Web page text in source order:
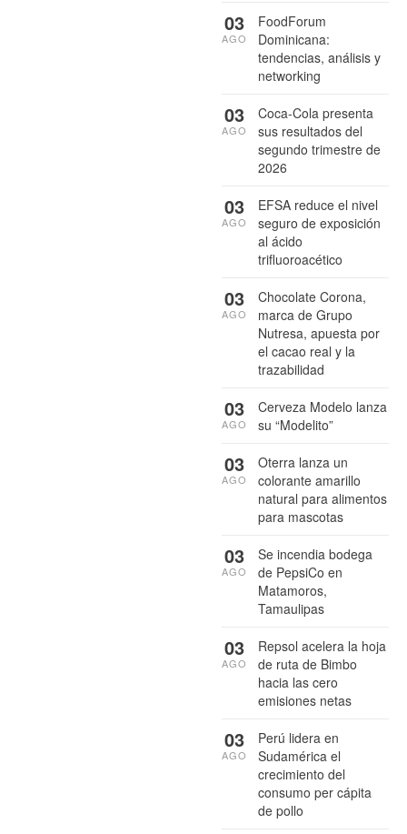
FoodForum
Dominicana:
tendencias, análisis y
networking
03
AGO
Coca-Cola presenta
sus resultados del
segundo trimestre de
2026
03
AGO
EFSA reduce el nivel
seguro de exposición
al ácido
trifluoroacético
03
AGO
Chocolate Corona,
marca de Grupo
Nutresa, apuesta por
el cacao real y la
trazabilidad
03
AGO
Cerveza Modelo lanza
su “Modelito”
03
AGO
Oterra lanza un
colorante amarillo
natural para alimentos
para mascotas
03
AGO
Se incendia bodega
de PepsiCo en
Matamoros,
Tamaulipas
03
AGO
Repsol acelera la hoja
de ruta de Bimbo
hacia las cero
emisiones netas
03
AGO
Perú lidera en
Sudamérica el
crecimiento del
consumo per cápita
de pollo
03
AGO